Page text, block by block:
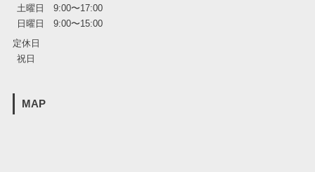
土曜日 9:00〜17:00
日曜日 9:00〜15:00
定休日
祝日
MAP